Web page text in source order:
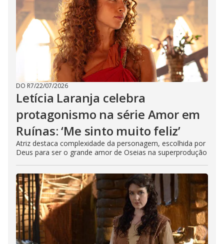
DO R7/22/07/2026
Letícia Laranja celebra
protagonismo na série Amor em
Ruínas: ‘Me sinto muito feliz’
Atriz destaca complexidade da personagem, escolhida por
Deus para ser o grande amor de Oseias na superprodução